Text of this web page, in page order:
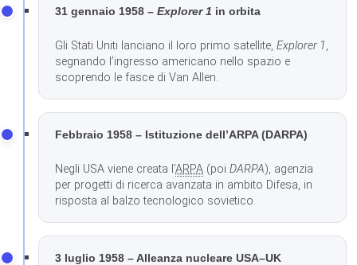
31 gennaio 1958 –Explorer 1 in orbita
Gli Stati Uniti lanciano il loro primo satellite,Explorer 1,
segnando l’ingresso americano nello spazio e
scoprendo le fasce di Van Allen.
Febbraio 1958 – Istituzione dell’ARPA (DARPA)
Negli USA viene creata l’ARPA (poiDARPA), agenzia
per progetti di ricerca avanzata in ambito Difesa, in
risposta al balzo tecnologico sovietico.
3 luglio 1958 – Alleanza nucleare USA–UK